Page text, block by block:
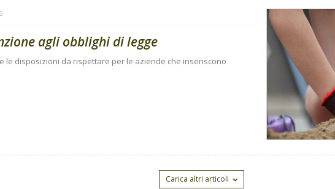
agli obblighi di legge
le disposizioni da rispettare per le aziende che inseriscono
Carica altri articoli